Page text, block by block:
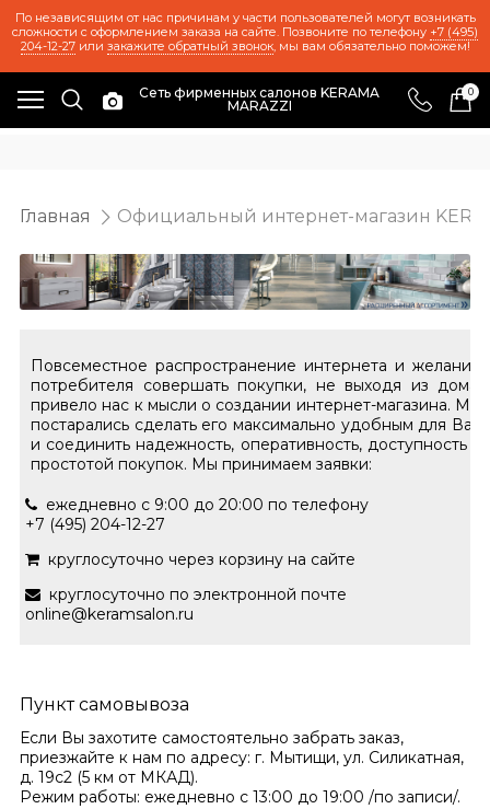
По независящим от нас причинам у части пользователей могут возникать
сложности с оформлением заказа на сайте. Позвоните по телефону +7 (495)
204-12-27или закажите обратный звонок, мы вам обязательно поможем!
Сеть фирменных салонов KERAMA
MARAZZI
0
Главная Официальный интернет-магазин
Повсеместное распространение интернета и желание
потребителя совершать покупки, не выходя из дома,
привело нас к мысли о создании интернет-магазина. Мы
постарались сделать его максимально удобным для Вас
и соединить надежность, оперативность, доступность с
простотой покупок. Мы принимаем заявки:
ежедневно с 9:00 до 20:00 по телефону
+7 (495) 204-12-27
круглосуточно через корзину на сайте
круглосуточно по электронной почте
online@keramsalon.ru
Пункт самовывоза
Если Вы захотите самостоятельно забрать заказ,
приезжайте к нам по адресу: г. Мытищи, ул. Силикатная,
д. 19с2 (5 км от МКАД).
Режим работы: ежедневно с 13:00 до 19:00 /по записи/.